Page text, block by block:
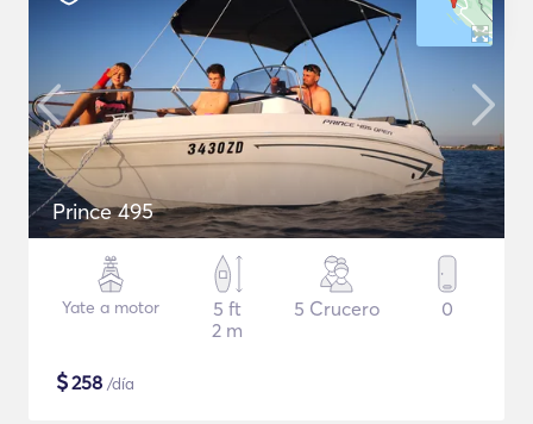
Prince 495
Yate a motor
5 ft
2 m
5 Crucero 0
$258 /día